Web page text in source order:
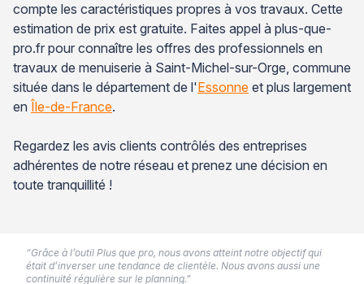
compte les caractéristiques propres à vos travaux. Cette
estimation de prix est gratuite. Faites appel à plus-que-
pro.fr pour connaître les offres des professionnels en
travaux de menuiserie à Saint-Michel-sur-Orge, commune
située dans le département de l'Essonne et plus largement
en Île-de-France.
Regardez les avis clients contrôlés des entreprises
adhérentes de notre réseau et prenez une décision en
toute tranquillité !
“Grâce à l’outil Plus que pro, nous avons atteint notre objectif qui
était d’inverser une tendance de clientèle. Nous avons aussi une
continuité régulière sur le planning.”